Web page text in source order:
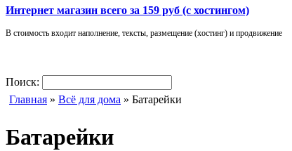
Интернет магазин всего за 159 руб (с хостингом)
В стоимость входит наполнение, тексты, размещение (хостинг) и продвижение
Поиск:
Главная » Всё для дома » Батарейки
Батарейки